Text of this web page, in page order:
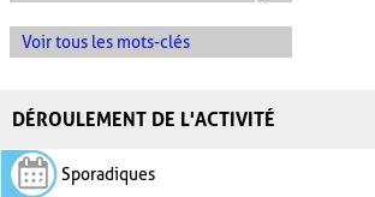
Voir tous les mots-clés
DÉROULEMENT DE L'ACTIVITÉ
Sporadiques